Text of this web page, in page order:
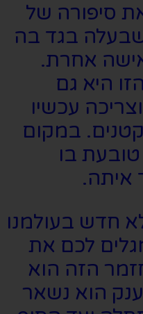
סיפורה של
בגד בה
אחרת.
היא גם
עכשיו
במקום
בו
איתה.
חדש בעולמנו
לכם את
הזה הוא
הוא נשאר